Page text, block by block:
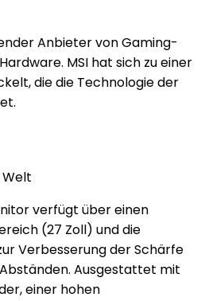
Anbieter von Gaming-
MSI hat sich zu einer
die die Technologie der
Welt
verfügt über einen
(27 Zoll) und die
Verbesserung der Schärfe
Ausgestattet mit
einer hohen